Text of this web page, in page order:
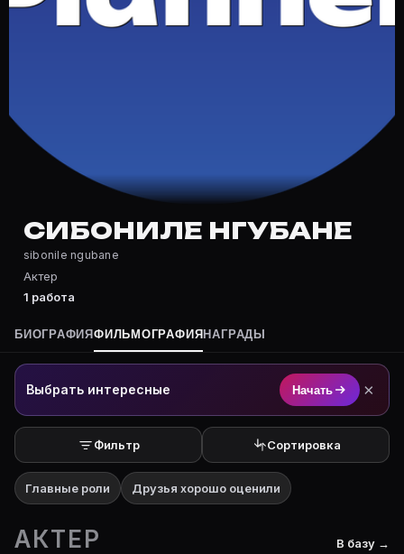
Частые вопросы о Сибониле
Полный список — на Movie Planner: https://movie-
Кто такой(ая) Сибониле Нгубане?
Сибониле Нгубане — Актер. Биография и роли на
Где открыть фильмографию Сибониле Нгубане?
На Movie Planner: https://movie-planner.ru/s/
СИБОНИЛЕ НГУБАНЕ
sibonile ngubane
Актер
1 работа
БИОГРАФИЯФИЛЬМОГРАФИЯ НАГРАДЫ
Выбрать интересные Начать ×
Фильтр Сортировка
Главные роли Друзья хорошо оценили
АКТЕР В базу →